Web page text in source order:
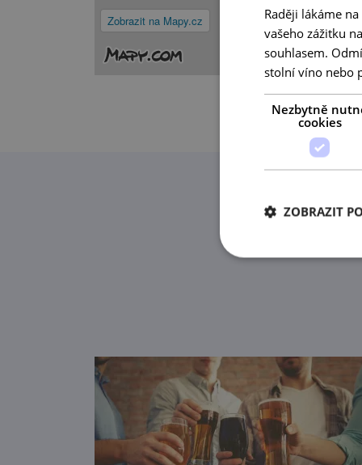
Zobrazit na Mapy.cz
Raději lákáme
vašeho zážitku
souhlasem.
stolní víno nebo
Nezbytně
cookies
ZOBRAZIT